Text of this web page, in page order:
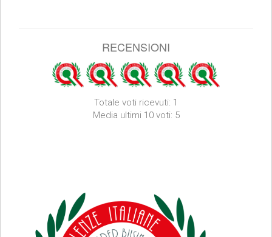
RECENSIONI
Totale voti ricevuti: 1
Media ultimi 10 voti: 5